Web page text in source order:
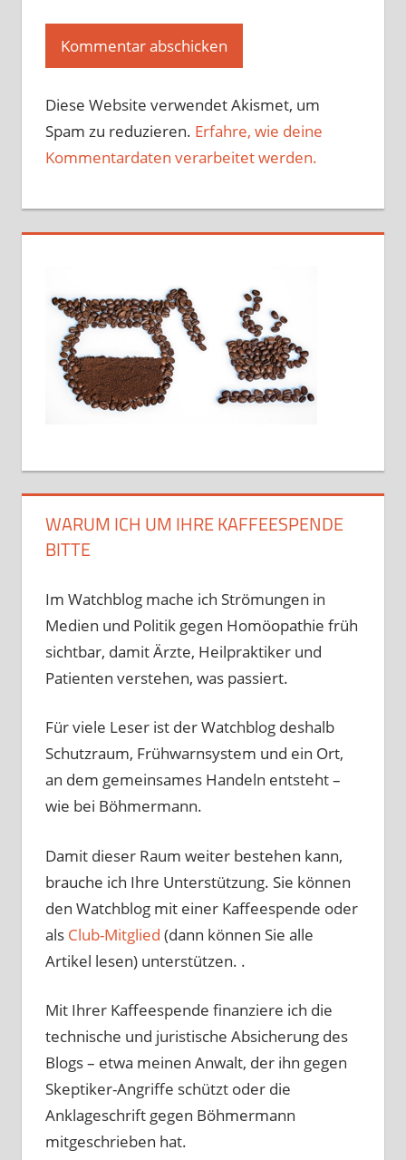
Diese Website verwendet Akismet, um
Spam zu reduzieren. Erfahre, wie deine
Kommentardaten verarbeitet werden.
WARUM ICH UM IHRE KAFFEESPENDE
BITTE
Im Watchblog mache ich Strömungen in
Medien und Politik gegen Homöopathie früh
sichtbar, damit Ärzte, Heilpraktiker und
Patienten verstehen, was passiert.
Für viele Leser ist der Watchblog deshalb
Schutzraum, Frühwarnsystem und ein Ort,
an dem gemeinsames Handeln entsteht –
wie bei Böhmermann.
Damit dieser Raum weiter bestehen kann,
brauche ich Ihre Unterstützung. Sie können
den Watchblog mit einer Kaffeespende oder
als Club-Mitglied (dann können Sie alle
Artikel lesen) unterstützen. .
Mit Ihrer Kaffeespende finanziere ich die
technische und juristische Absicherung des
Blogs – etwa meinen Anwalt, der ihn gegen
Skeptiker-Angriffe schützt oder die
Anklageschrift gegen Böhmermann
mitgeschrieben hat.